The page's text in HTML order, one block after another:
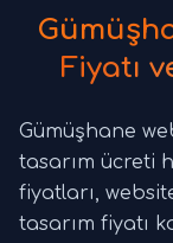
Fiyatı
Gümüşhane
tasarım ücreti
fiyatları,
tasarım fiyatı